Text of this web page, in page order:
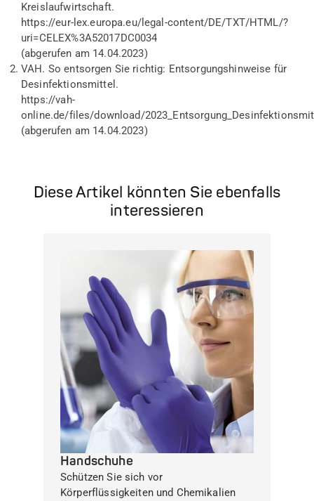
Kreislaufwirtschaft.
https://eur-lex.europa.eu/legal-content/DE/TXT/HTML/?
uri=CELEX%3A52017DC0034
(abgerufen am 14.04.2023)
VAH. So entsorgen Sie richtig: Entsorgungshinweise für
Desinfektionsmittel.
https://vah-
online.de/files/download/
(abgerufen am 14.04.2023)
Diese Artikel könnten Sie ebenfalls
interessieren
Handschuhe
Schützen Sie sich vor
Körperflüssigkeiten und Chemikalien